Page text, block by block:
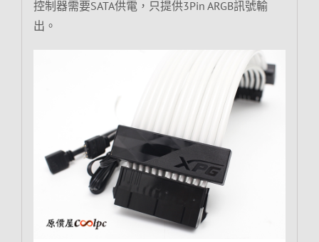
控制器需要SATA供電，只提供3Pin ARGB訊號輸
出。